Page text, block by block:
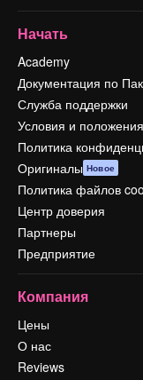
Начать
Academy
Документация по
Служба поддержки
Условия и положения
Политика
Оригиналы Новое
Политика файлов
Центр доверия
Партнеры
Предприятие
Компания
Цены
О нас
Reviews